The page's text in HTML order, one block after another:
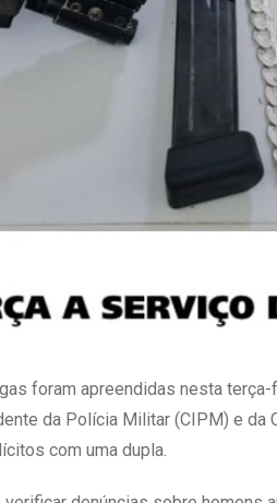
foram apreendidas nesta
da Polícia Militar (CIPM) e
com uma dupla.